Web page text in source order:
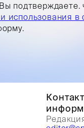
подтверждаете.
использования